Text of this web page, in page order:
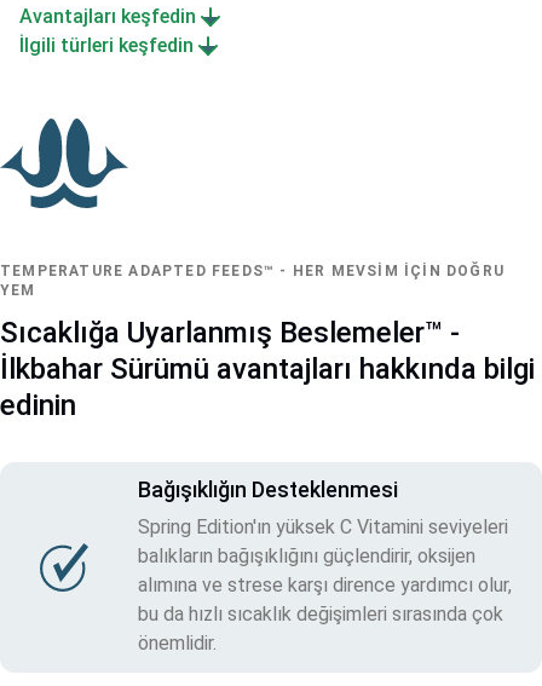
Avantajları keşfedin
İlgili türleri keşfedin
TEMPERATURE ADAPTED FEEDS™ - HER MEVSIM IÇIN DOĞRU
YEM
Sıcaklığa Uyarlanmış Beslemeler™ -
İlkbahar Sürümü avantajları hakkında bilgi
edinin
Bağışıklığın Desteklenmesi
Spring Edition'ın yüksek C Vitamini seviyeleri
balıkların bağışıklığını güçlendirir, oksijen
alımına ve strese karşı dirence yardımcı olur,
bu da hızlı sıcaklık değişimleri sırasında çok
önemlidir.